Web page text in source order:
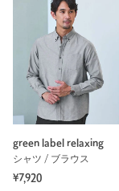
商品番号
green label relaxing
シャツ / ブラウス
¥7,920